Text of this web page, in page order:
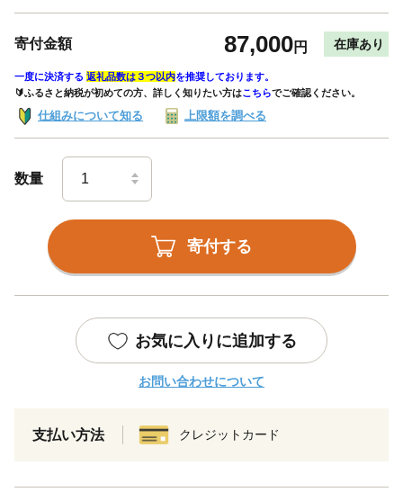
寄付金額 87,000円 在庫あり
一度に決済する 返礼品数は３つ以内を推奨しております。
🔰ふるさと納税が初めての方、詳しく知りたい方はこちらでご確認ください。
仕組みについて知る 上限額を調べる
数量
寄付する
お気に入りに追加する
お問い合わせについて
支払い方法 クレジットカード